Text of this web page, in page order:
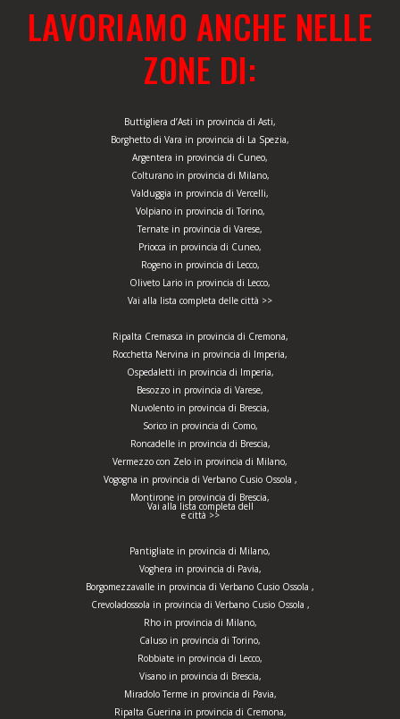
LAVORIAMO ANCHE NELLE
ZONE DI:
Buttigliera d’Asti in provincia di Asti,
Borghetto di Vara in provincia di La Spezia,
Argentera in provincia di Cuneo,
Colturano in provincia di Milano,
Valduggia in provincia di Vercelli,
Volpiano in provincia di Torino,
Ternate in provincia di Varese,
Priocca in provincia di Cuneo,
Rogeno in provincia di Lecco,
Oliveto Lario in provincia di Lecco,
Vai alla lista completa delle città >>
Ripalta Cremasca in provincia di Cremona,
Rocchetta Nervina in provincia di Imperia,
Ospedaletti in provincia di Imperia,
Besozzo in provincia di Varese,
Nuvolento in provincia di Brescia,
Sorico in provincia di Como,
Roncadelle in provincia di Brescia,
Vermezzo con Zelo in provincia di Milano,
Vogogna in provincia di Verbano Cusio Ossola ,
Montirone in provincia di Brescia,
Vai alla lista completa dell
e città >>
Pantigliate in provincia di Milano,
Voghera in provincia di Pavia,
Borgomezzavalle in provincia di Verbano Cusio Ossola ,
Crevoladossola in provincia di Verbano Cusio Ossola ,
Rho in provincia di Milano,
Caluso in provincia di Torino,
Robbiate in provincia di Lecco,
Visano in provincia di Brescia,
Miradolo Terme in provincia di Pavia,
Ripalta Guerina in provincia di Cremona,